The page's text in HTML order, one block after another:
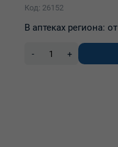
Код: 26152
В аптеках региона: от
- +